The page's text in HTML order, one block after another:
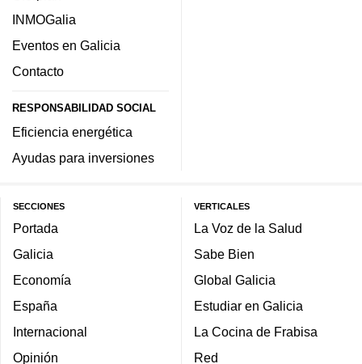
INMOGalia
Eventos en Galicia
Contacto
RESPONSABILIDAD SOCIAL
Eficiencia energética
Ayudas para inversiones
SECCIONES
Portada
Galicia
Economía
España
Internacional
Opinión
VERTICALES
La Voz de la Salud
Sabe Bien
Global Galicia
Estudiar en Galicia
La Cocina de Frabisa
Red